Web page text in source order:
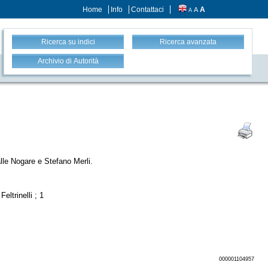
Home Info Contattaci A A A
Ricerca su indici Ricerca avanzata
Archivio di Autorità